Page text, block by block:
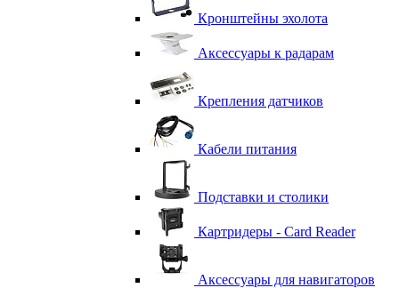
Кронштейны эхолота
Аксессуары к радарам
Крепления датчиков
Кабели питания
Подставки и столики
Картридеры - Card Reader
Аксессуары для навигаторов